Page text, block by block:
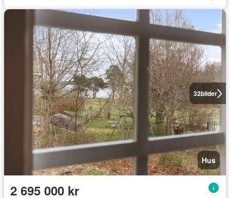
32bilder
Hus
2 695 000 kr